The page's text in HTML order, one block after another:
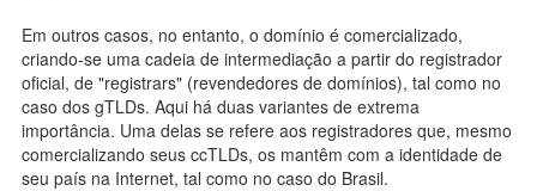
Em outros casos, no entanto, o domínio é comercializado,
criando-se uma cadeia de intermediação a partir do registrador
oficial, de "registrars" (revendedores de domínios), tal como no
caso dos gTLDs. Aqui há duas variantes de extrema
importância. Uma delas se refere aos registradores que, mesmo
comercializando seus ccTLDs, os mantêm com a identidade de
seu país na Internet, tal como no caso do Brasil.